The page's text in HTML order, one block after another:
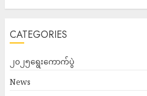
CATEGORIES
၂၀၂၅ရွေးကောက်ပွဲ
News